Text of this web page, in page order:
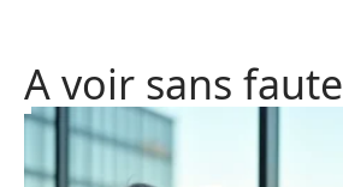
A voir sans faute